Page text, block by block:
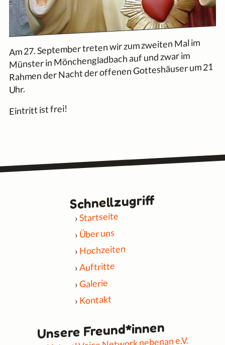
Am 27. September treten wir zum zweiten Mal im
Münster in Mönchengladbach auf und zwar im
Rahmen der Nacht der offenen Gotteshäuser um 21
Uhr.
Eintritt ist frei!
Schnell­zugriff
Startseite
Über uns
Hochzeiten
Auftritte
Galerie
Kontakt
Unsere Freund*innen